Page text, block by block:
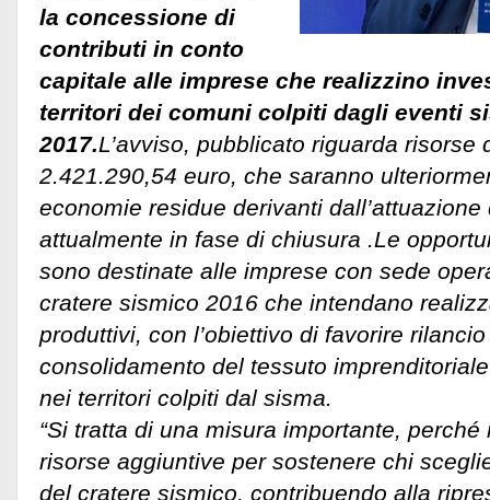
la concessione di
contributi in conto
capitale alle imprese che realizzino
territori dei comuni colpiti dagli eventi
2017.L’avviso, pubblicato riguarda risorse
2.421.290,54 euro, che saranno
economie residue derivanti
attualmente in fase di chiusura .Le
sono destinate alle imprese con sede
cratere sismico 2016 che intendano
produttivi, con l’obiettivo di favorire
consolidamento del tessuto
nei territori colpiti dal sisma.
“Si tratta di una misura importante,
risorse aggiuntive per sostenere chi
del cratere sismico, contribuendo alla